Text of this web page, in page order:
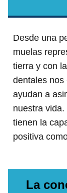
Desde una
muelas
tierra y con
dentales nos
ayudan a
nuestra
tienen la
positiva
La